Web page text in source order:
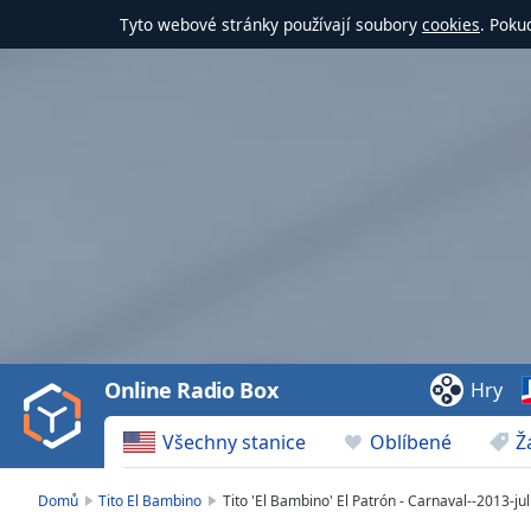
Tyto webové stránky používají soubory cookies.
Video
Play
Backward
Skip
Všechny stanice Oblíbené
Online Radio Box Hry
Domů Tito El Bambino Tito 'El Bambino' El Patrón - Carnaval--2013-